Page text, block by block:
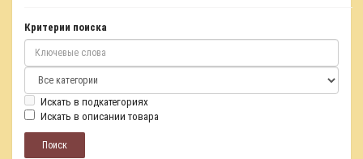
Критерии поиска
Искать в подкатегориях
Искать в описании товара